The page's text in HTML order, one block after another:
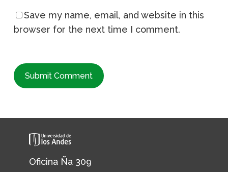
Save my name, email, and website in this
browser for the next time I comment.
Oficina Ña 309